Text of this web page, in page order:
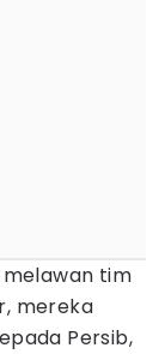
tim
mereka
Persib,